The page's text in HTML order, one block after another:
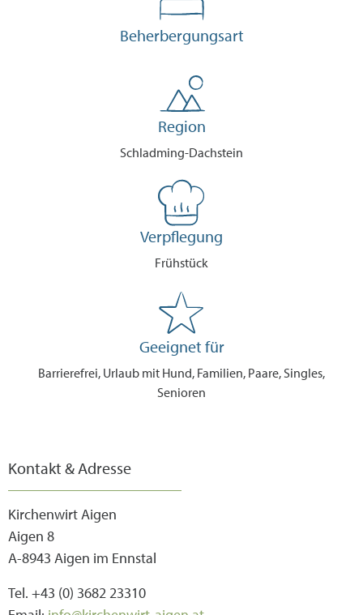
Beherbergungsart
Region
Schladming-Dachstein
Verpflegung
Frühstück
Geeignet für
Barrierefrei, Urlaub mit Hund, Familien, Paare, Singles,
Senioren
Kontakt & Adresse
Kirchenwirt Aigen
Aigen 8
A-8943 Aigen im Ennstal
Tel. +43 (0) 3682 23310